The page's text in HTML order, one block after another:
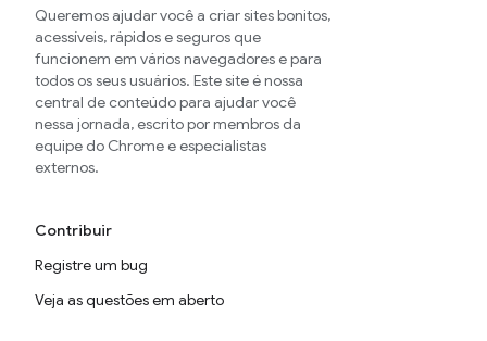
Queremos ajudar você a criar sites bonitos,
acessíveis, rápidos e seguros que
funcionem em vários navegadores e para
todos os seus usuários. Este site é nossa
central de conteúdo para ajudar você
nessa jornada, escrito por membros da
equipe do Chrome e especialistas
externos.
Contribuir
Registre um bug
Veja as questões em aberto